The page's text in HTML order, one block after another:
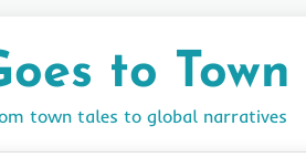
to Town
town tales to global narratives